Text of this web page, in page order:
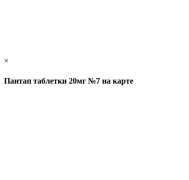
×
Пантап таблетки 20мг №7 на карте